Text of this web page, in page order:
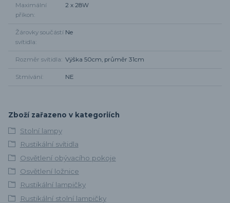
Maximální
příkon
2 x 28W
Žárovky součástí
svítidla
Ne
Rozměr svítidla Výška 50cm, průměr 31cm
Stmívání NE
Zboží zařazeno v kategoriích
Stolní lampy
Rustikální svítidla
Osvětlení obývacího pokoje
Osvětlení ložnice
Rustikální lampičky
Rustikální stolní lampičky